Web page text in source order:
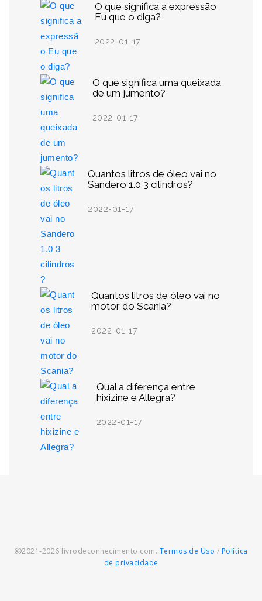
O que significa a expressão
Eu que o diga?
2022-01-17
O que significa uma queixada
de um jumento?
2022-01-17
Quantos litros de óleo vai no
Sandero 1.0 3 cilindros?
2022-01-17
Quantos litros de óleo vai no
motor do Scania?
2022-01-17
Qual a diferença entre
hixizine e Allegra?
2022-01-17
2021-2026 livrodeconhecimento.com. Termos de Uso / Política
de privacidade